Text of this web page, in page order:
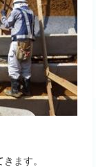
ます。